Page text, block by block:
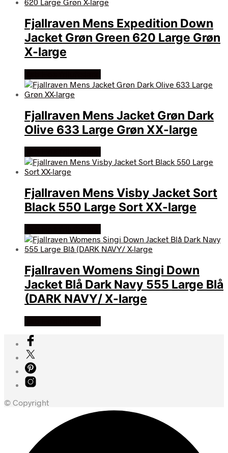
Fjallraven Mens Expedition Down
Jacket Grøn Green 620 Large Grøn
X-large
Fjallraven Mens Jacket Grøn Dark
Olive 633 Large Grøn XX-large
Fjallraven Mens Visby Jacket Sort
Black 550 Large Sort XX-large
Fjallraven Womens Singi Down
Jacket Blå Dark Navy 555 Large Blå
(DARK NAVY/ X-large
© Copyright